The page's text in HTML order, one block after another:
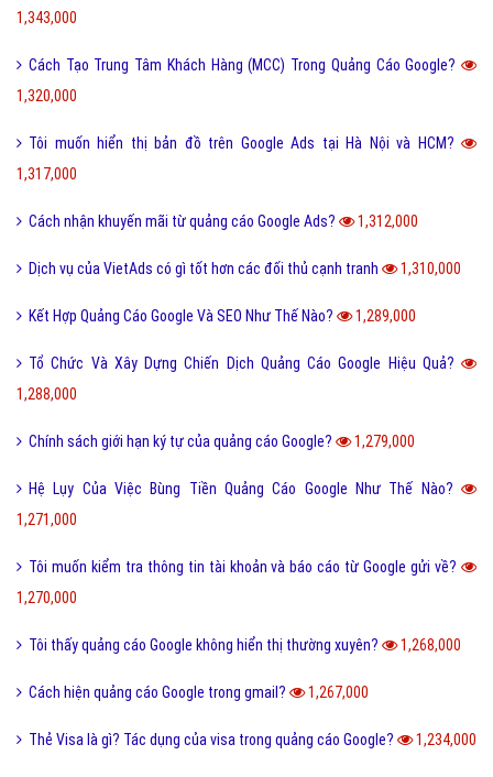
1,343,000
Cách Tạo Trung Tâm Khách Hàng (MCC) Trong Quảng Cáo Google?
1,320,000
Tôi muốn hiển thị bản đồ trên Google Ads tại Hà Nội và HCM?
1,317,000
Cách nhận khuyến mãi từ quảng cáo Google Ads? 1,312,000
Dịch vụ của VietAds có gì tốt hơn các đối thủ cạnh tranh 1,310,000
Kết Hợp Quảng Cáo Google Và SEO Như Thế Nào? 1,289,000
Tổ Chức Và Xây Dựng Chiến Dịch Quảng Cáo Google Hiệu Quả?
1,288,000
Chính sách giới hạn ký tự của quảng cáo Google? 1,279,000
Hệ Lụy Của Việc Bùng Tiền Quảng Cáo Google Như Thế Nào?
1,271,000
Tôi muốn kiểm tra thông tin tài khoản và báo cáo từ Google gửi về?
1,270,000
Tôi thấy quảng cáo Google không hiển thị thường xuyên? 1,268,000
Cách hiện quảng cáo Google trong gmail? 1,267,000
Thẻ Visa là gì? Tác dụng của visa trong quảng cáo Google? 1,234,000